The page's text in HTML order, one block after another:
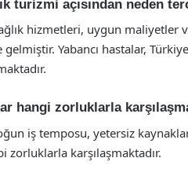
turizmi açısından neden
hizmetleri, uygun maliyetler
Yabancı hastalar,
hangi zorluklarla
iş temposu, yetersiz kaynaklar,
zorluklarla karşılaşmaktadır.